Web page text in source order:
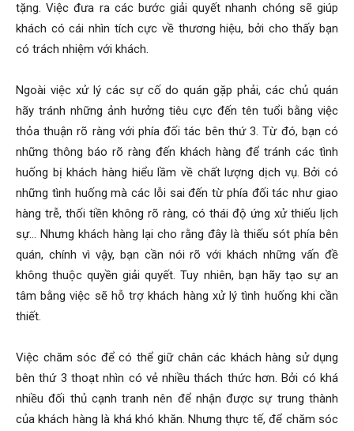
tặng. Việc đưa ra các bước giải quyết nhanh chóng sẽ giúp
khách có cái nhìn tích cực về thương hiệu, bởi cho thấy bạn
có trách nhiệm với khách.
Ngoài việc xử lý các sự cố do quán gặp phải, các chủ quán
hãy tránh những ảnh hưởng tiêu cực đến tên tuổi bằng việc
thỏa thuận rõ ràng với phía đối tác bên thứ 3. Từ đó, bạn có
những thông báo rõ ràng đến khách hàng để tránh các tình
huống bị khách hàng hiểu lầm về chất lượng dịch vụ. Bởi có
những tình huống mà các lỗi sai đến từ phía đối tác như giao
hàng trễ, thối tiền không rõ ràng, có thái độ ứng xử thiếu lịch
sự… Nhưng khách hàng lại cho rằng đây là thiếu sót phía bên
quán, chính vì vậy, bạn cần nói rõ với khách những vấn đề
không thuộc quyền giải quyết. Tuy nhiên, bạn hãy tạo sự an
tâm bằng việc sẽ hỗ trợ khách hàng xử lý tình huống khi cần
thiết.
Việc chăm sóc để có thể giữ chân các khách hàng sử dụng
bên thứ 3 thoạt nhìn có vẻ nhiều thách thức hơn. Bởi có khá
nhiều đối thủ cạnh tranh nên để nhận được sự trung thành
của khách hàng là khá khó khăn. Nhưng thực tế, để chăm sóc